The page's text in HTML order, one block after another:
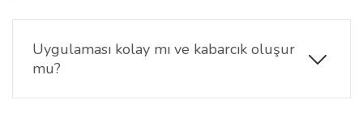
sürtünme ve küçük darbelere karşı ekranı korur ve
tabletin uzun süre temiz kalmasına yardımcı olur.
Uygulaması kolay mı ve kabarcık oluşur
mu?
Doğru temizlik ve hizalama ile uygulaması kolaydır.